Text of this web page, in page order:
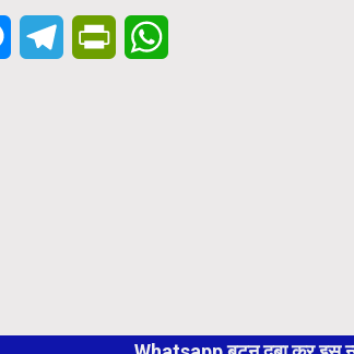
MessengerTelegramPrintFriendly